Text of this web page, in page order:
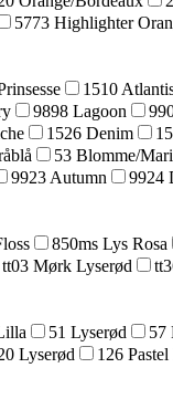
5773 Highlighter
1510
9898 Lagoon
1526 Denim
53 Blomme/
9923 Autumn 9924
850ms Lys Rosa
tt03 Mørk Lyserød
51 Lyserød 57
Lyserød 126